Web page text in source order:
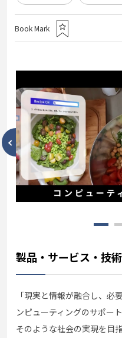
Book Mark
製品・サービス・技
「現実と情報が融合し、必
ンピューティングのサポー
そのような社会の実現を目